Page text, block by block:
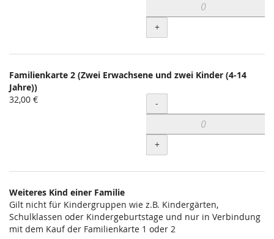
+
Familienkarte 2 (Zwei Erwachsene und zwei Kinder (4-14
Jahre))
32,00 €
Menge
-
+
Weiteres Kind einer Familie
Gilt nicht für Kindergruppen wie z.B. Kindergärten,
Schulklassen oder Kindergeburtstage und nur in Verbindung
mit dem Kauf der Familienkarte 1 oder 2